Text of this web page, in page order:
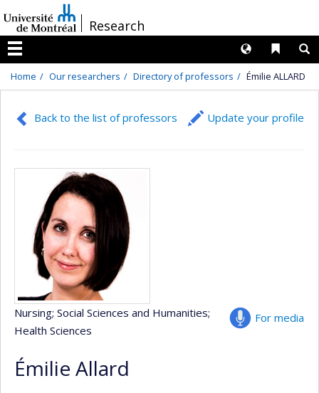
au
contenu
/Research
Menu
Liens
Langues
Home Our researchers Directory of professors Émilie ALLARD
Back to the list of professors Update your profile
For media
Nursing; Social Sciences and Humanities;
Health Sciences
Émilie Allard